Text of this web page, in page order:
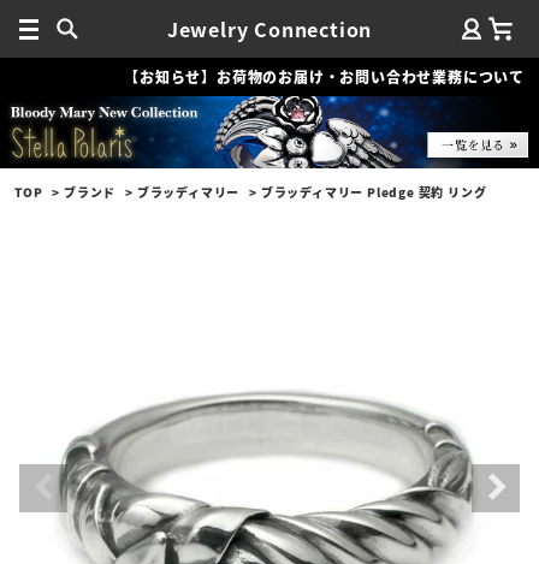
Jewelry Connection
【お知らせ】お荷物のお届け・お問い合わせ業務について
TOP ブランド ブラッディマリー ブラッディマリー Pledge 契約 リング